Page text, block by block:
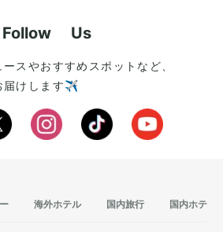
Follow Us
スやおすすめスポットなど、
届けします✈️
海外ホテル 国内旅行 国内ホテル